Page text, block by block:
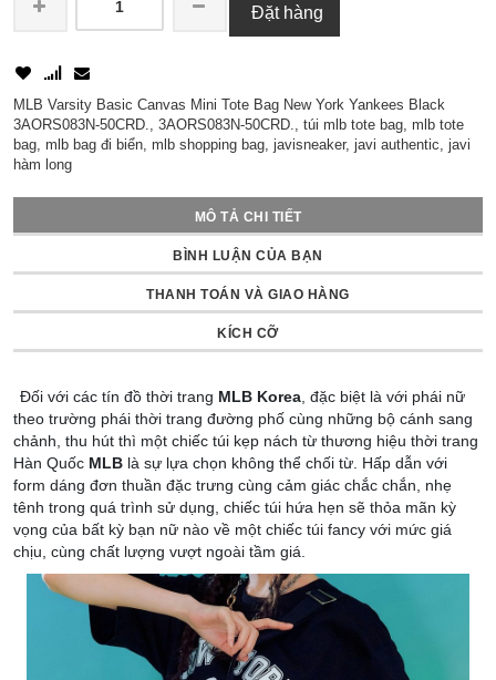
Đặt hàng
MLB Varsity Basic Canvas Mini Tote Bag New York Yankees Black
3AORS083N-50CRD., 3AORS083N-50CRD., túi mlb tote bag, mlb tote
bag, mlb bag đi biển, mlb shopping bag, javisneaker, javi authentic, javi
hàm long
MÔ TẢ CHI TIẾT
BÌNH LUẬN CỦA BẠN
THANH TOÁN VÀ GIAO HÀNG
KÍCH CỠ
Đối với các tín đồ thời trang MLB Korea, đặc biệt là với phái nữ
theo trường phái thời trang đường phố cùng những bộ cánh sang
chảnh, thu hút thì một chiếc túi kẹp nách từ thương hiệu thời trang
Hàn Quốc MLB là sự lựa chọn không thể chối từ. Hấp dẫn với
form dáng đơn thuần đặc trưng cùng cảm giác chắc chắn, nhẹ
tênh trong quá trình sử dụng, chiếc túi hứa hẹn sẽ thỏa mãn kỳ
vọng của bất kỳ bạn nữ nào về một chiếc túi fancy với mức giá
chịu, cùng chất lượng vượt ngoài tầm giá.